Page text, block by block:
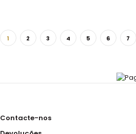
1 2 3 4 5 6 7
Contacte-nos